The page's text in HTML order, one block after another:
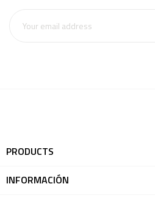
PRODUCTS
INFORMACIÓN